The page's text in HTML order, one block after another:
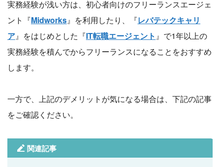
実務経験が浅い方は、初心者向けのフリーランスエージェ
ント『Midworks』を利用したり、『レバテックキャリ
ア』をはじめとした『IT転職エージェント 』で1年以上の
実務経験を積んでからフリーランスになることをおすすめ
します。
一方で、上記のデメリットが気になる場合は、下記の記事
をご確認ください。
関連記事